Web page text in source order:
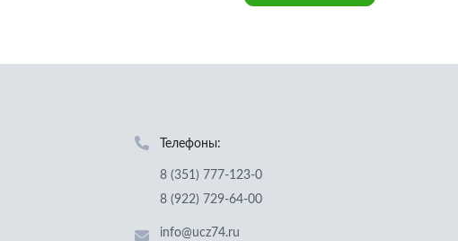
8 (351) 777-123-0
8 (922) 729-64-00
info@ucz74.ru